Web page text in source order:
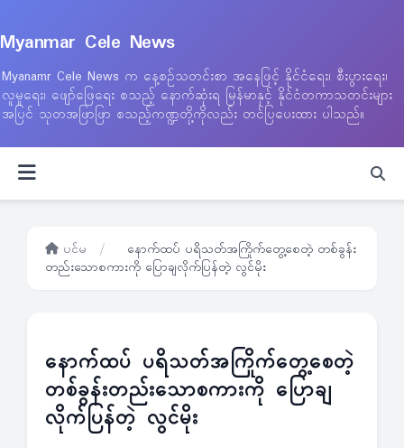
Myanmar Cele News
Myanamr Cele News က နေ့စဉ်သတင်းစာ အနေဖြင့် နိုင်ငံရေး၊ စီးပွားရေး၊
လူမှုရေး၊ ဖျော်ဖြေရေး စသည့် နောက်ဆုံးရ မြန်မာနှင့် နိုင်ငံတကာသတင်းများ
အပြင် သုတအဖြာဖြာ စသည့်ကဏ္ဍတို့ကိုလည်း တင်ပြပေးထား ပါသည်။
ပင်မ /
နောက်ထပ် ပရိသတ်အကြိုက်တွေ့စေတဲ့ တစ်ခွန်း
တည်းသောစကားကို ပြောချလိုက်ပြန်တဲ့ လွင်မိုး
နောက်ထပ် ပရိသတ်အကြိုက်တွေ့စေတဲ့
တစ်ခွန်းတည်းသောစကားကို ပြောချ
လိုက်ပြန်တဲ့ လွင်မိုး